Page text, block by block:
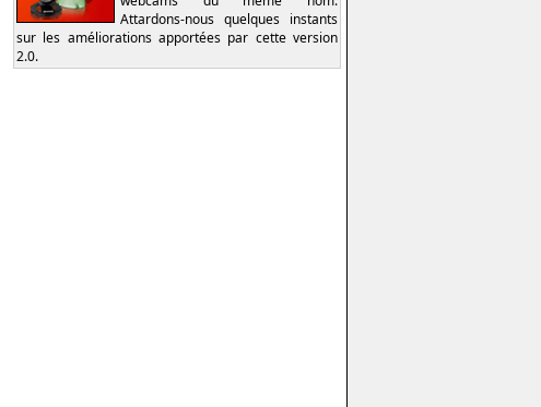
Attardons-nous quelques instants
sur les améliorations apportées par cette version
2.0.